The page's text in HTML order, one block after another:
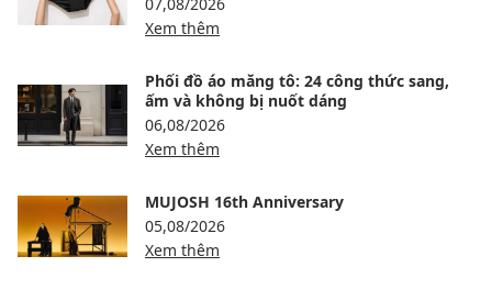
Xem thêm
Phối đồ áo măng tô: 24 công thức sang,
ấm và không bị nuốt dáng
06,08/2026
Xem thêm
MUJOSH 16th Anniversary
05,08/2026
Xem thêm